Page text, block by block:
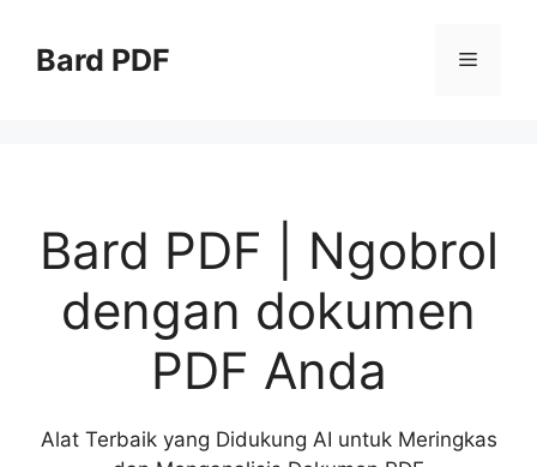
Bard PDF Menu
Bard PDF | Ngobrol
dengan dokumen
PDF Anda
Alat Terbaik yang Didukung AI untuk Meringkas